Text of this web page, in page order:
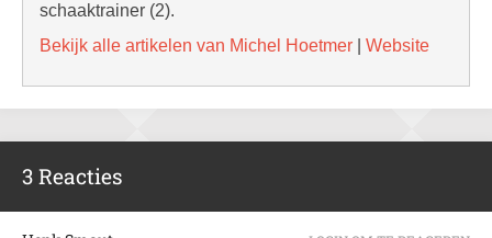
schaaktrainer (2).
Bekijk alle artikelen van Michel Hoetmer
Website
3 Reacties